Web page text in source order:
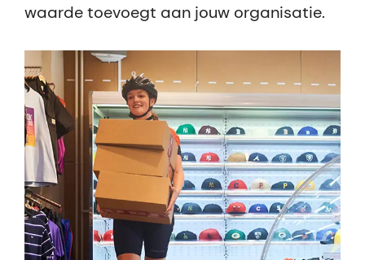
waarde toevoegt aan jouw organisatie.